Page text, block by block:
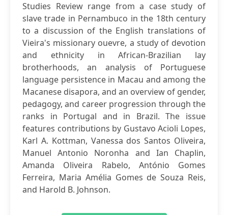
Studies Review range from a case study of
slave trade in Pernambuco in the 18th century
to a discussion of the English translations of
Vieira's missionary ouevre, a study of devotion
and ethnicity in African-Brazilian lay
brotherhoods, an analysis of Portuguese
language persistence in Macau and among the
Macanese disapora, and an overview of gender,
pedagogy, and career progression through the
ranks in Portugal and in Brazil. The issue
features contributions by Gustavo Acioli Lopes,
Karl A. Kottman, Vanessa dos Santos Oliveira,
Manuel Antonio Noronha and Ian Chaplin,
Amanda Oliveira Rabelo, António Gomes
Ferreira, Maria Amélia Gomes de Souza Reis,
and Harold B. Johnson.